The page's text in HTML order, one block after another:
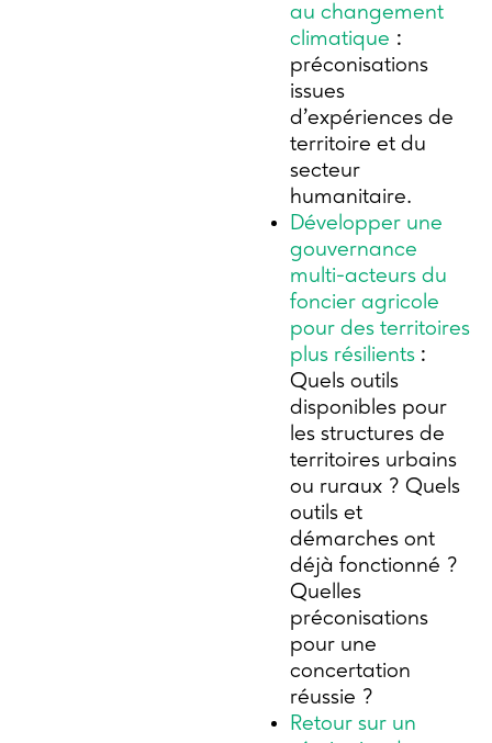
au changement
climatique :
préconisations
issues
d’expériences de
territoire et du
secteur
humanitaire.
Développer une
gouvernance
multi-acteurs du
foncier agricole
pour des territoires
plus résilients :
Quels outils
disponibles pour
les structures de
territoires urbains
ou ruraux ? Quels
outils et
démarches ont
déjà fonctionné ?
Quelles
préconisations
pour une
concertation
réussie ?
Retour sur un